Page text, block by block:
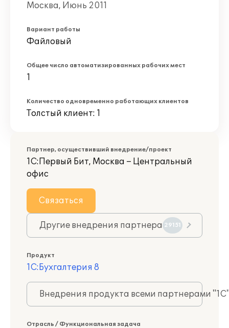
Москва, Июнь 2011
Вариант работы
Файловый
Общее число автоматизированных рабочих мест
1
Количество одновременно работающих клиентов
Толстый клиент: 1
Партнер, осуществивший внедрение/проект
1С:Первый Бит, Москва – Центральный
офис
Связаться
Другие внедрения партнера 29151
Продукт
1С:Бухгалтерия 8
Внедрения продукта всеми партнерами
Отрасль / Функциональная задача